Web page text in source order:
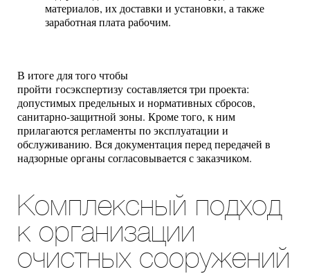
материалов, их доставки и установки, а также
заработная плата рабочим.
В итоге для того чтобы
пройти госэкспертизу составляется три проекта:
допустимых предельных и нормативных сбросов,
санитарно-защитной зоны. Кроме того, к ним
прилагаются регламенты по эксплуатации и
обслуживанию. Вся документация перед передачей в
надзорные органы согласовывается с заказчиком.
Комплексный подход
к организации
очистных сооружений